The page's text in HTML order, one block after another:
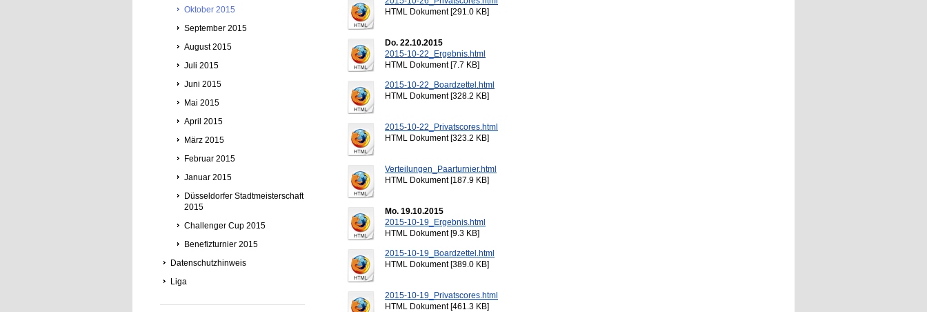
Oktober 2015
September 2015
August 2015
Juli 2015
Juni 2015
Mai 2015
April 2015
März 2015
Februar 2015
Januar 2015
Düsseldorfer Stadtmeisterschaft
2015
Challenger Cup 2015
Benefizturnier 2015
Datenschutzhinweis
Liga
HTML Dokument [291.0 KB]
Do. 22.10.2015
2015-10-22_Ergebnis.html
HTML Dokument [7.7 KB]
2015-10-22_Boardzettel.html
HTML Dokument [328.2 KB]
2015-10-22_Privatscores.html
HTML Dokument [323.2 KB]
Verteilungen_Paarturnier.html
HTML Dokument [187.9 KB]
Mo. 19.10.2015
2015-10-19_Ergebnis.html
HTML Dokument [9.3 KB]
2015-10-19_Boardzettel.html
HTML Dokument [389.0 KB]
2015-10-19_Privatscores.html
HTML Dokument [461.3 KB]